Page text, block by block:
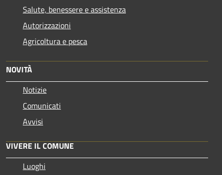
Salute, benessere e assistenza
Autorizzazioni
Agricoltura e pesca
NOVITÀ
Notizie
Comunicati
Avvisi
VIVERE IL COMUNE
Luoghi